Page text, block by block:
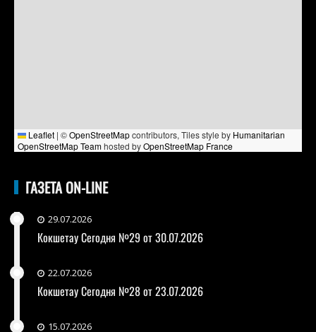
Leaflet | ©OpenStreetMapcontributors, Tiles style by Humanitarian
OpenStreetMap Teamhosted byOpenStreetMap France
ГАЗЕТА ON-LINE
29.07.2026
Кокшетау Сегодня №29 от 30.07.2026
22.07.2026
Кокшетау Сегодня №28 от 23.07.2026
15.07.2026